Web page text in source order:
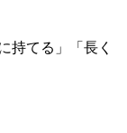
持てる」「長く